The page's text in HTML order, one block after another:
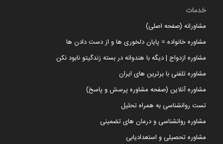
خدمات
مشاورانه (صفحه اصلی)
مشاوره خانواده = پایان دلخوری ها و از دست دادن ها
مشاوره ازدواج | دیگه با هندوانه در بسته زندگیتو نابود نکن
مشاوره تلفنی با برترین های ایران
مشاوره آنلاین (صفحه مشاوره پرسش و پاسخ)
تست روانشناسی به همراه تحلیل
مشاوره روانشناسی و درمان های تضمینی
مشاوره تحصیلی و استعدادیابی